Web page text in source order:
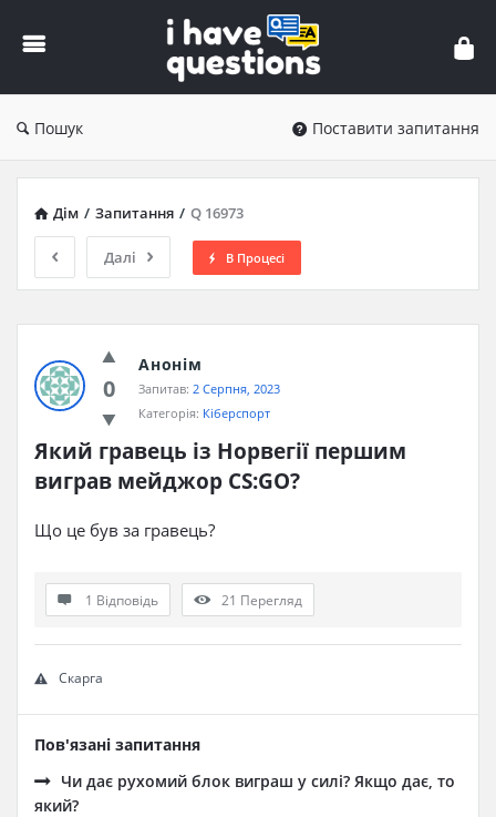
iHaveQuestions
Пошук Поставити запитання
Дім / Запитання / Q 16973
Далі В Процесі
0
Анонім
Запитав: 2 Серпня, 2023
Категорія: Кіберспорт
Який гравець із Норвегії першим
виграв мейджор CS:GO?
Що це був за гравець?
1 Відповідь 21 Перегляд
Скарга
Пов'язані запитання
Чи дає рухомий блок виграш у силі? Якщо дає, то
який?